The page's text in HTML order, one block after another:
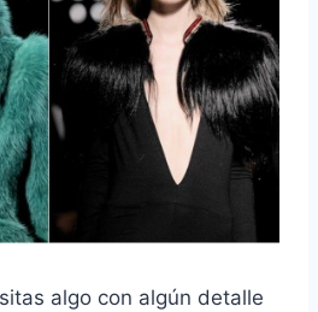
algo con algún detalle